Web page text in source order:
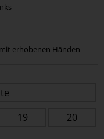
erhobenen Händen
19
20